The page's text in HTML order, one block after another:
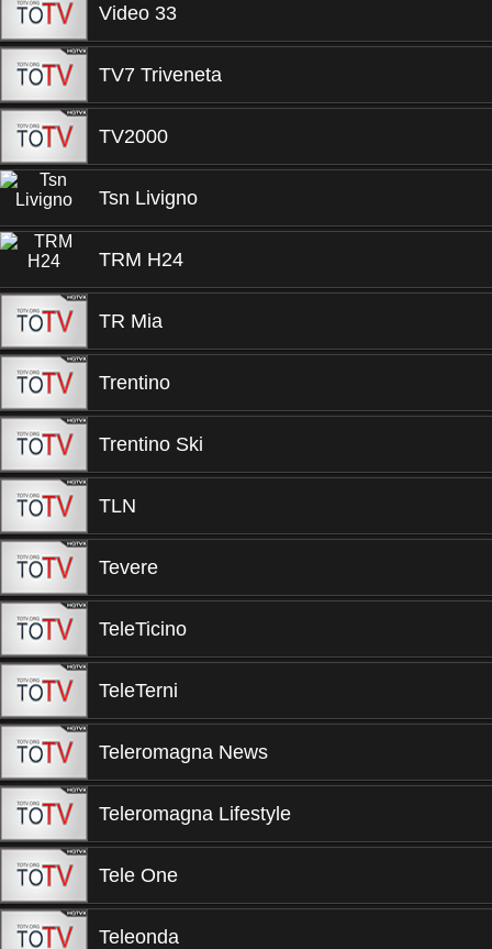
Video 33
TV7 Triveneta
TV2000
Tsn Livigno
TRM H24
TR Mia
Trentino
Trentino Ski
TLN
Tevere
TeleTicino
TeleTerni
Teleromagna News
Teleromagna Lifestyle
Tele One
Teleonda